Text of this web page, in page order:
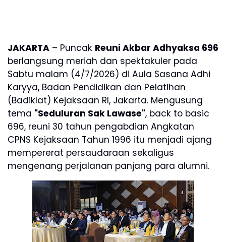
JAKARTA – Puncak Reuni Akbar Adhyaksa 696
berlangsung meriah dan spektakuler pada
Sabtu malam (4/7/2026) di Aula Sasana Adhi
Karyya, Badan Pendidikan dan Pelatihan
(Badiklat) Kejaksaan RI, Jakarta. Mengusung
tema "Seduluran Sak Lawase", back to basic
696, reuni 30 tahun pengabdian Angkatan
CPNS Kejaksaan Tahun 1996 itu menjadi ajang
mempererat persaudaraan sekaligus
mengenang perjalanan panjang para alumni.